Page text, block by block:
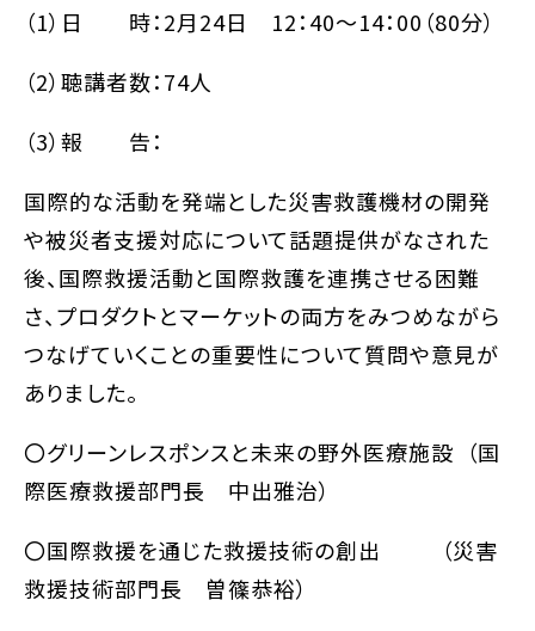
（1）日 時：2月24日 12：40～14：00（80分）
（2）聴講者数：74人
（3）報 告：
国際的な活動を発端とした災害救護機材の開発
や被災者支援対応について話題提供がなされた
後、国際救援活動と国際救護を連携させる困難
さ、プロダクトとマーケットの両方をみつめながら
つなげていくことの重要性について質問や意見が
ありました。
〇グリーンレスポンスと未来の野外医療施設 （国
際医療救援部門長 中出雅治）
〇国際救援を通じた救援技術の創出 （災害
救援技術部門長 曽篠恭裕）